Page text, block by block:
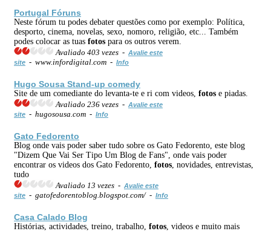
Portugal Fóruns
Neste fórum tu podes debater questões como por exemplo: Política,
desporto, cinema, novelas, sexo, nomoro, religião, etc... Também
podes colocar as tuas fotos para os outros verem.
Avaliado 403 vezes - Avalie este
site - www.infordigital.com - Info
Hugo Sousa Stand-up comedy
Site de um comediante do levanta-te e ri com videos, fotos e piadas.
Avaliado 236 vezes - Avalie este
site - hugosousa.com - Info
Gato Fedorento
Blog onde vais poder saber tudo sobre os Gato Fedorento, este blog
"Dizem Que Vai Ser Tipo Um Blog de Fans", onde vais poder
encontrar os videos dos Gato Fedorento, fotos , novidades, entrevistas,
tudo
Avaliado 13 vezes - Avalie este
site - gatofedorentoblog.blogspot.com/ - Info
Casa Calado Blog
Histórias, actividades, treino, trabalho, fotos , videos e muito mais